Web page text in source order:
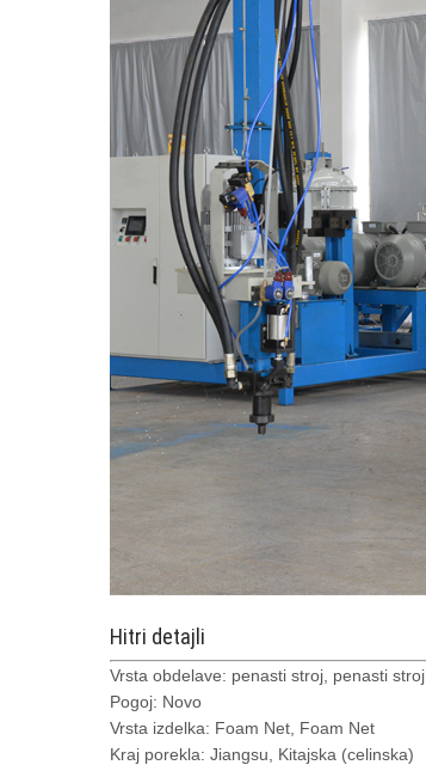
Hitri detajli
Vrsta obdelave: penasti stroj, penasti stroj
Pogoj: Novo
Vrsta izdelka: Foam Net, Foam Net
Kraj porekla: Jiangsu, Kitajska (celinska)